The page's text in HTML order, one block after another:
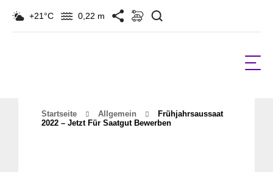
+21°C 0,22 m
Startseite Allgemein
Frühjahrsaussaat
2022 – Jetzt Für Saatgut Bewerben